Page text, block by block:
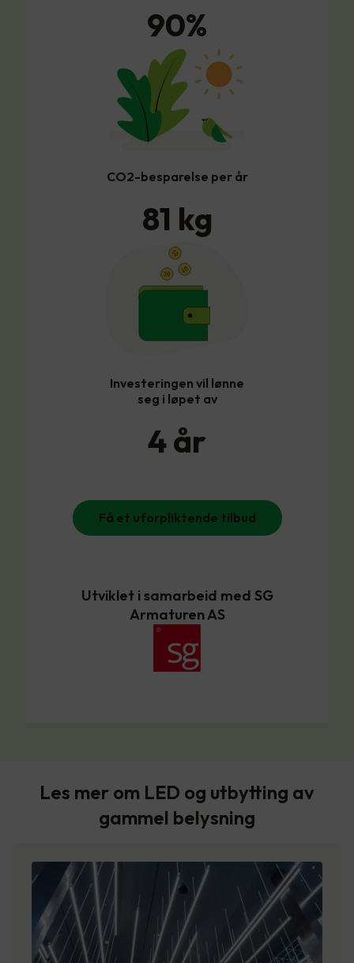
90%
CO2-besparelse per år
81 kg
Investeringen vil lønne
seg i løpet av
4år
Få et uforpliktende tilbud
Utviklet i samarbeid med SG
Armaturen AS
Les mer om LED og utbytting av
gammel belysning